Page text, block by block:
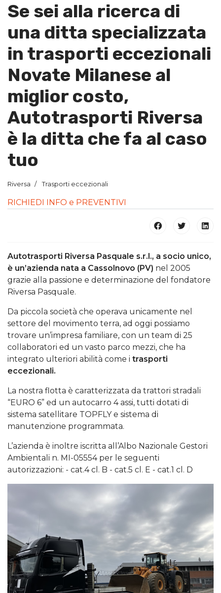
Se sei alla ricerca di
una ditta specializzata
in trasporti eccezionali
Novate Milanese al
miglior costo,
Autotrasporti Riversa
è la ditta che fa al caso
tuo
Riversa Trasporti eccezionali
RICHIEDI INFO e PREVENTIVI
Autotrasporti Riversa Pasquale s.r.l., a socio unico,
è un’azienda nata a Cassolnovo (PV) nel 2005
grazie alla passione e determinazione del fondatore
Riversa Pasquale.
Da piccola società che operava unicamente nel
settore del movimento terra, ad oggi possiamo
trovare un’impresa familiare, con un team di 25
collaboratori ed un vasto parco mezzi, che ha
integrato ulteriori abilità come i trasporti
eccezionali.
La nostra flotta è caratterizzata da trattori stradali
“EURO 6” ed un autocarro 4 assi, tutti dotati di
sistema satellitare TOPFLY e sistema di
manutenzione programmata.
L’azienda è inoltre iscritta all’Albo Nazionale Gestori
Ambientali n. MI-05554 per le seguenti
autorizzazioni: - cat.4 cl. B - cat.5 cl. E - cat.1 cl. D